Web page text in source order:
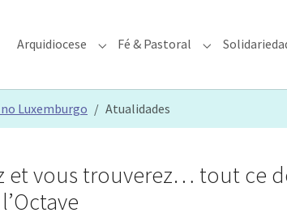
Arquidiocese Submenu for "Arquidiocese"
Fé & Pastoral Submenu for
Luxemburgo Atualidades
et vous trouverez… tout ce